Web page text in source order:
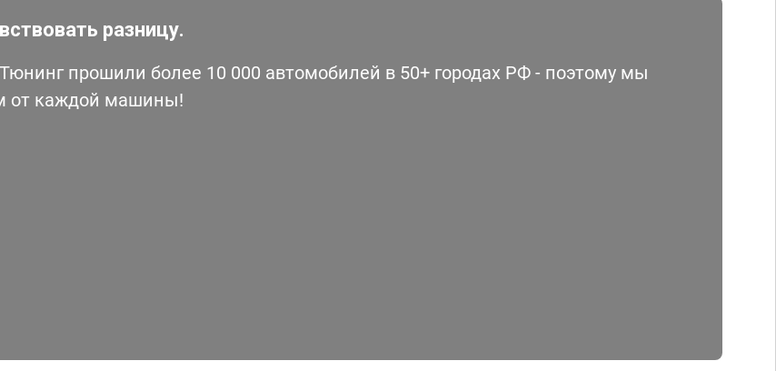
разницу.
прошили более 10 000 автомобилей в 50+ городах РФ - поэтому мы
от каждой машины!